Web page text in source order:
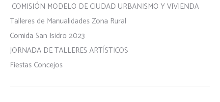
COMISIÓN MODELO DE CIUDAD URBANISMO Y VIVIENDA
Talleres de Manualidades Zona Rural
Comida San Isidro 2023
JORNADA DE TALLERES ARTÍSTICOS
Fiestas Concejos